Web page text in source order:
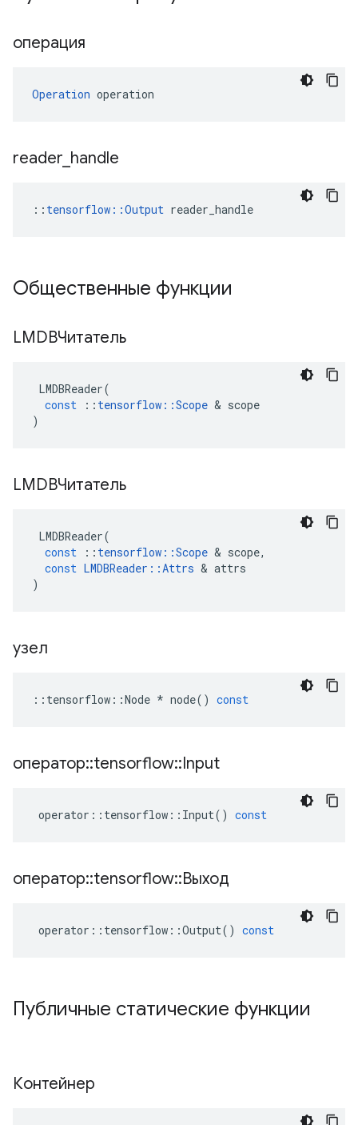
операция
Operation operation
reader handle
:: tensorflow::Output reader_handle
Общественные функции
LMDBЧитатель
LMDBReader(
const
:: tensorflow ::Scope & scope
)
LMDBЧитатель
LMDBReader(
const
:: tensorflow ::Scope & scope,
const LMDBReader ::Attrs & attrs
)
узел
:: tensorflow ::Node * node() const
оператор::tensorflow::Input
operator :: tensorflow :: Input() const
оператор::tensorflow::Выход
operator :: tensorflow ::Output() const
Публичные статические функции
Контейнер